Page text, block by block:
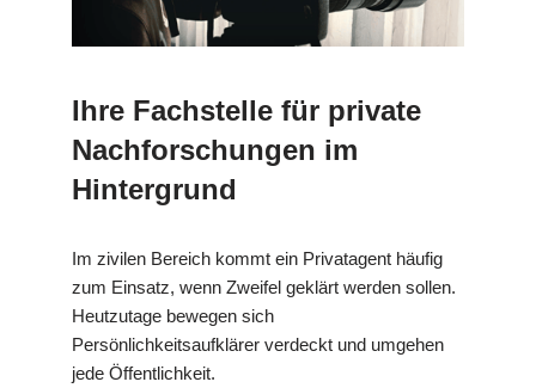
Ihre Fachstelle für private
Nachforschungen im
Hintergrund
Im zivilen Bereich kommt ein Privatagent häufig
zum Einsatz, wenn Zweifel geklärt werden sollen.
Heutzutage bewegen sich
Persönlichkeitsaufklärer verdeckt und umgehen
jede Öffentlichkeit.